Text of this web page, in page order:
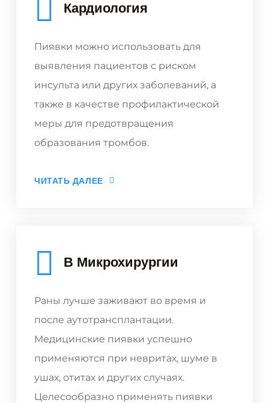
Кардиология
Пиявки можно использовать для
выявления пациентов с риском
инсульта или других заболеваний, а
также в качестве профилактической
меры для предотвращения
образования тромбов.
ЧИТАТЬ ДАЛЕЕ
В Микрохирургии
Раны лучше заживают во время и
после аутотрансплантации.
Медицинские пиявки успешно
применяются при невритах, шуме в
ушах, отитах и других случаях.
Целесообразно применять пиявки